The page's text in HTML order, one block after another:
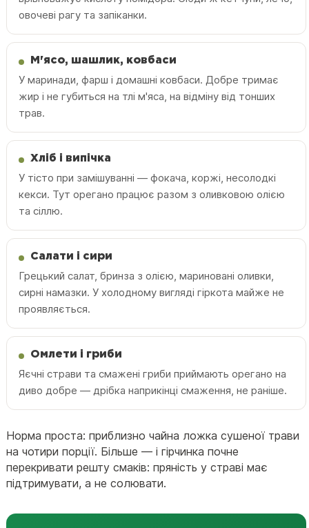
овочеві рагу та запіканки.
М'ясо, шашлик, ковбаси
У маринади, фарш і домашні ковбаси. Добре тримає
жир і не губиться на тлі м'яса, на відміну від тонших
трав.
Хліб і випічка
У тісто при замішуванні — фокача, коржі, несолодкі
кекси. Тут орегано працює разом з оливковою олією
та сіллю.
Салати і сири
Грецький салат, бринза з олією, мариновані оливки,
сирні намазки. У холодному вигляді гіркота майже не
проявляється.
Омлети і гриби
Яєчні страви та смажені гриби приймають орегано на
диво добре — дрібка наприкінці смаження, не раніше.
Норма проста: приблизно чайна ложка сушеної трави
на чотири порції. Більше — і гірчинка почне
перекривати решту смаків: пряність у страві має
підтримувати, а не солювати.